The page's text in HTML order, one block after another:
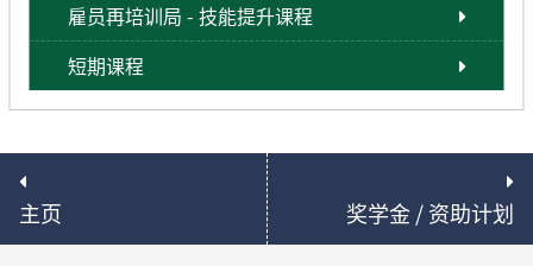
雇员再培训局 - 技能提升课程
短期课程
主页 奖学金 / 资助计划